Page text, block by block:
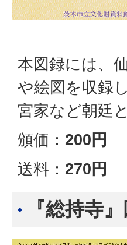
本図録には、
や絵図を収録
宮家など朝廷
頒価： 200円
送料： 270円
『総持寺